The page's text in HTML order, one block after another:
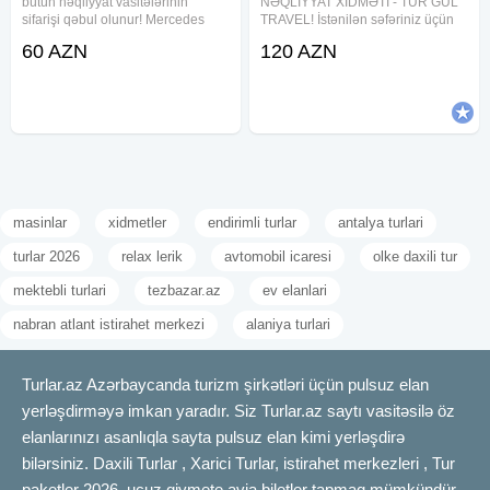
sifarişi qəbul olunur! Mercedes
Sprinter (10–22 nəfərlik) Hyundai,
60 AZN
TRAVEL! İstənilən səfəriniz üçün
nəqliyyat xidmətini bizdən sifariş
120 AZN
masinlar xidmetler endirimli turlar antalya turlari
turlar 2026 relax lerik avtomobil icaresi olke daxili tur
mektebli turlari tezbazar.az ev elanlari
nabran atlant istirahet merkezi alaniya turlari
Turlar.az Azərbaycanda turizm şirkətləri üçün pulsuz elan
yerləşdirməyə imkan yaradır. Siz Turlar.az saytı vasitəsilə öz
elanlarınızı asanlıqla sayta pulsuz elan kimi yerləşdirə
bilərsiniz. Daxili Turlar , Xarici Turlar, istirahet merkezleri , Tur